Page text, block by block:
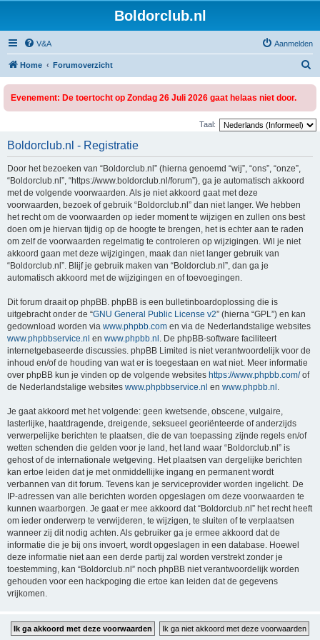
Boldorclub.nl
V&A Aanmelden
Home Forumoverzicht
Evenement: De toertocht op Zondag 26 Juli 2026 gaat helaas niet door.
Taal:
Boldorclub.nl - Registratie
Door het bezoeken van “Boldorclub.nl” (hierna genoemd “wij”, “ons”, “onze”,
“Boldorclub.nl”, “https://www.boldorclub.nl/forum”), ga je automatisch akkoord
met de volgende voorwaarden. Als je niet akkoord gaat met deze
voorwaarden, bezoek of gebruik “Boldorclub.nl” dan niet langer. We hebben
het recht om de voorwaarden op ieder moment te wijzigen en zullen ons best
doen om je hiervan tijdig op de hoogte te brengen, het is echter aan te raden
om zelf de voorwaarden regelmatig te controleren op wijzigingen. Wil je niet
akkoord gaan met deze wijzigingen, maak dan niet langer gebruik van
“Boldorclub.nl”. Blijf je gebruik maken van “Boldorclub.nl”, dan ga je
automatisch akkoord met de wijzigingen en of toevoegingen.
Dit forum draait op phpBB. phpBB is een bulletinboardoplossing die is
uitgebracht onder de “GNU General Public License v2” (hierna “GPL”) en kan
gedownload worden via www.phpbb.com en via de Nederlandstalige websites
www.phpbbservice.nl en www.phpbb.nl . De phpBB-software faciliteert
internetgebaseerde discussies. phpBB Limited is niet verantwoordelijk voor de
inhoud en/of de houding van wat er is toegestaan en wat niet. Meer informatie
over phpBB kun je vinden op de volgende websites https://www.phpbb.com/of
de Nederlandstalige websites www.phpbbservice.nl en www.phpbb.nl .
Je gaat akkoord met het volgende: geen kwetsende, obscene, vulgaire,
lasterlijke, haatdragende, dreigende, seksueel georiënteerde of anderzijds
verwerpelijke berichten te plaatsen, die de van toepassing zijnde regels en/of
wetten schenden die gelden voor je land, het land waar “Boldorclub.nl” is
gehost of de internationale wetgeving. Het plaatsen van dergelijke berichten
kan ertoe leiden dat je met onmiddellijke ingang en permanent wordt
verbannen van dit forum. Tevens kan je serviceprovider worden ingelicht. De
IP-adressen van alle berichten worden opgeslagen om deze voorwaarden te
kunnen waarborgen. Je gaat er mee akkoord dat “Boldorclub.nl” het recht heeft
om ieder onderwerp te verwijderen, te wijzigen, te sluiten of te verplaatsen
wanneer zij dit nodig achten. Als gebruiker ga je ermee akkoord dat de
informatie die je bij ons invoert, wordt opgeslagen in een database. Hoewel
deze informatie niet aan een derde partij zal worden verstrekt zonder je
toestemming, kan “Boldorclub.nl” noch phpBB niet verantwoordelijk worden
gehouden voor een hackpoging die ertoe kan leiden dat de gegevens
vrijkomen.